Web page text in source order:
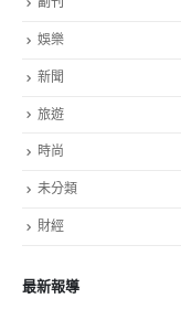
娛樂
新聞
旅遊
時尚
未分類
財經
最新報導